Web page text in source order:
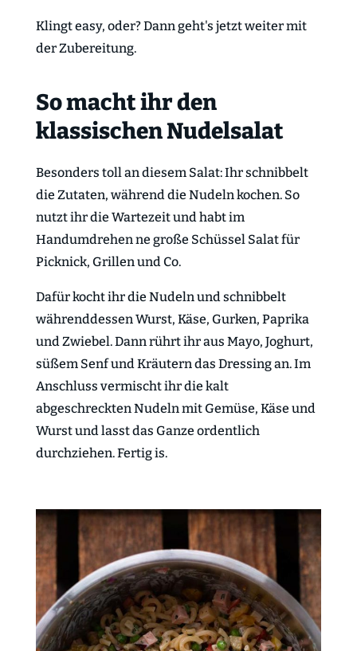
Klingt easy, oder? Dann geht's jetzt weiter mit
der Zubereitung.
So macht ihr den
klassischen Nudelsalat
Besonders toll an diesem Salat: Ihr schnibbelt
die Zutaten, während die Nudeln kochen. So
nutzt ihr die Wartezeit und habt im
Handumdrehen ne große Schüssel Salat für
Picknick, Grillen und Co.
Dafür kocht ihr die Nudeln und schnibbelt
währenddessen Wurst, Käse, Gurken, Paprika
und Zwiebel. Dann rührt ihr aus Mayo, Joghurt,
süßem Senf und Kräutern das Dressing an. Im
Anschluss vermischt ihr die kalt
abgeschreckten Nudeln mit Gemüse, Käse und
Wurst und lasst das Ganze ordentlich
durchziehen. Fertig is.